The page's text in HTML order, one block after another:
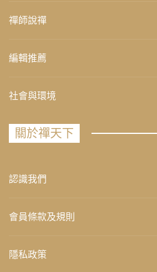
禪師說禪
編輯推薦
社會與環境
關於禪天下
認識我們
會員條款及規則
隱私政策